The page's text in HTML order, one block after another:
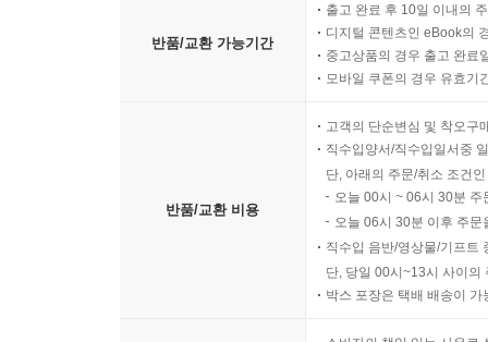
반품/교환 가능기간
출고 완료 후 10일 이내의
디지털 콘텐츠인 eBook의
중고상품의 경우 출고 완료
모바일 쿠폰의 경우 유효기
반품/교환 비용
고객의 단순변심 및 착오구
직수입양서/직수입일서중
단, 아래의 주문/취소 조건
오늘 00시 ~ 06시 30분
오늘 06시 30분 이후 주
직수입 음반/영상물/기프트
단, 당일 00시~13시 사이의
박스 포장은 택배 배송이